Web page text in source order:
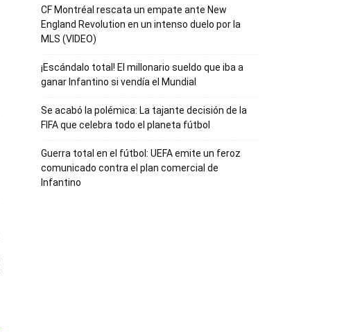
CF Montréal rescata un empate ante New
England Revolution en un intenso duelo por la
MLS (VIDEO)
¡Escándalo total! El millonario sueldo que iba a
ganar Infantino si vendía el Mundial
Se acabó la polémica: La tajante decisión de la
FIFA que celebra todo el planeta fútbol
Guerra total en el fútbol: UEFA emite un feroz
comunicado contra el plan comercial de
Infantino